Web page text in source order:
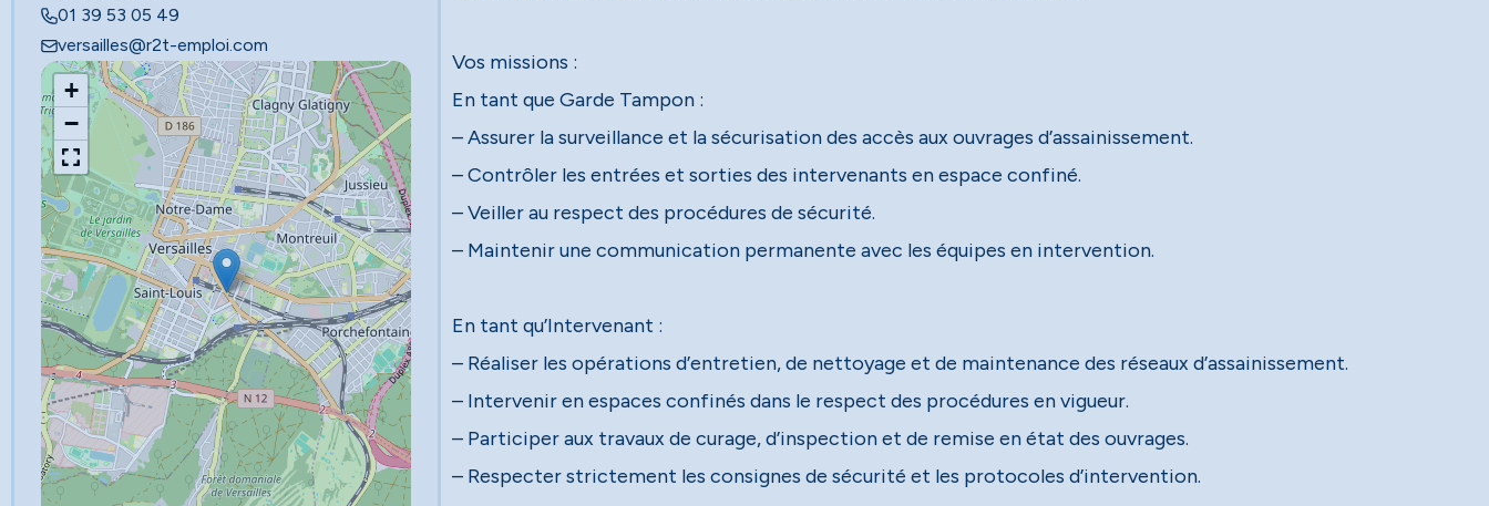
01 39 53 05 49
versailles@r2t-emploi.com
+
−
Vos missions :
En tant que Garde Tampon :
– Assurer la surveillance et la sécurisation des accès aux ouvrages d’assainissement.
– Contrôler les entrées et sorties des intervenants en espace confiné.
– Veiller au respect des procédures de sécurité.
– Maintenir une communication permanente avec les équipes en intervention.
En tant qu’Intervenant :
– Réaliser les opérations d’entretien, de nettoyage et de maintenance des réseaux d’assainissement.
– Intervenir en espaces confinés dans le respect des procédures en vigueur.
– Participer aux travaux de curage, d’inspection et de remise en état des ouvrages.
– Respecter strictement les consignes de sécurité et les protocoles d’intervention.